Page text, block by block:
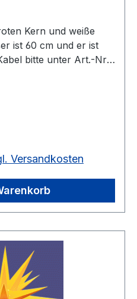
Kern und weiße
ist 60 cm und er ist
bitte unter Art.-Nr.
Versandkosten